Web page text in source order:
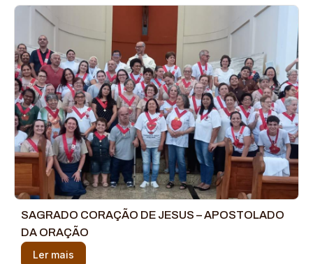
SAGRADO CORAÇÃO DE JESUS – APOSTOLADO
DA ORAÇÃO
Ler mais